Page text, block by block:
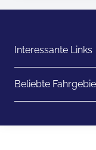
Interessante Links
Beliebte